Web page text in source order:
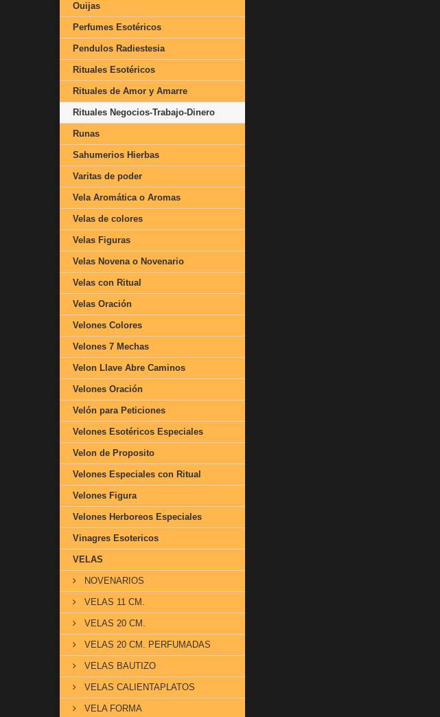
Ouijas
Perfumes Esotéricos
Pendulos Radiestesia
Rituales Esotéricos
Rituales de Amor y Amarre
Rituales Negocios-Trabajo-Dinero
Runas
Sahumerios Hierbas
Varitas de poder
Vela Aromática o Aromas
Velas de colores
Velas Figuras
Velas Novena o Novenario
Velas con Ritual
Velas Oración
Velones Colores
Velones 7 Mechas
Velon Llave Abre Caminos
Velones Oración
Velón para Peticiones
Velones Esotéricos Especiales
Velon de Proposito
Velones Especiales con Ritual
Velones Figura
Velones Herboreos Especiales
Vinagres Esotericos
VELAS
NOVENARIOS
VELAS 11 CM.
VELAS 20 CM.
VELAS 20 CM. PERFUMADAS
VELAS BAUTIZO
VELAS CALIENTAPLATOS
VELA FORMA